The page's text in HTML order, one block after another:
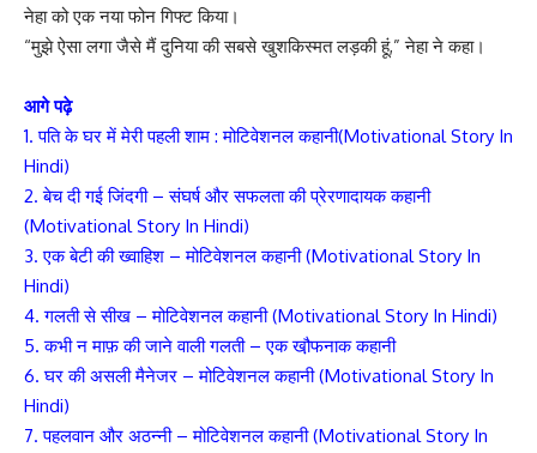
नेहा को एक नया फोन गिफ्ट किया।
“मुझे ऐसा लगा जैसे मैं दुनिया की सबसे खुशकिस्मत लड़की हूं,” नेहा ने कहा।
आगे पढ़े
1. पति के घर में मेरी पहली शाम : मोटिवेशनल कहानी(Motivational Story In
Hindi)
2. बेच दी गई जिंदगी – संघर्ष और सफलता की प्रेरणादायक कहानी
(Motivational Story In Hindi)
3. एक बेटी की ख्वाहिश – मोटिवेशनल कहानी (Motivational Story In
Hindi)
4. गलती से सीख – मोटिवेशनल कहानी (Motivational Story In Hindi)
5. कभी न माफ़ की जाने वाली गलती – एक खौ़फनाक कहानी
6. घर की असली मैनेजर – मोटिवेशनल कहानी (Motivational Story In
Hindi)
7. पहलवान और अठन्नी – मोटिवेशनल कहानी (Motivational Story In